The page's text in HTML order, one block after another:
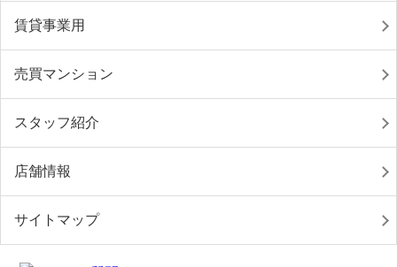
賃貸事業用
売買マンション
スタッフ紹介
店舗情報
サイトマップ